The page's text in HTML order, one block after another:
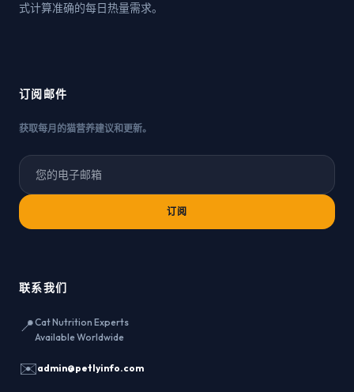
式计算准确的每日热量需求。
订阅邮件
获取每月的猫营养建议和更新。
订阅
联系我们
📍Cat Nutrition Experts
Available Worldwide
✉️admin@petlyinfo.com